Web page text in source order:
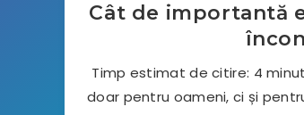
Cât de importantă
Timp estimat de citire: 4
doar pentru oameni, ci și